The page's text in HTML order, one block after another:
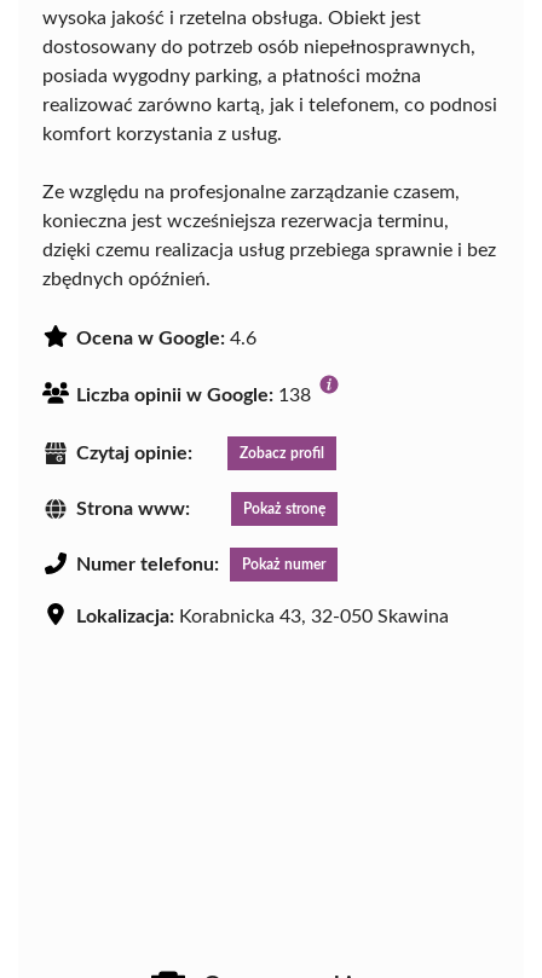
wysoka jakość i rzetelna obsługa. Obiekt jest
dostosowany do potrzeb osób niepełnosprawnych,
posiada wygodny parking, a płatności można
realizować zarówno kartą, jak i telefonem, co podnosi
komfort korzystania z usług.
Ze względu na profesjonalne zarządzanie czasem,
konieczna jest wcześniejsza rezerwacja terminu,
dzięki czemu realizacja usług przebiega sprawnie i bez
zbędnych opóźnień.
Ocena w Google: 4.6
Liczba opinii w Google: 138
Czytaj opinie: Zobacz profil
Strona www: Pokaż stronę
Numer telefonu: Pokaż numer
Lokalizacja: Korabnicka 43, 32-050 Skawina